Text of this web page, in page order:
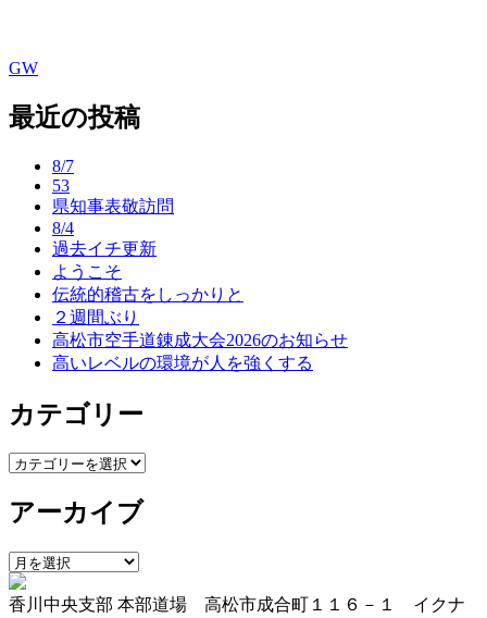
投
稿
GW
最近の投稿
8/7
53
県知事表敬訪問
8/4
過去イチ更新
ようこそ
伝統的稽古をしっかりと
２週間ぶり
高松市空手道錬成大会2026のお知らせ
高いレベルの環境が人を強くする
カテゴリー
カ
ゴ
ー
アーカイブ
ア
ー
カ
香川中央支部 本部道場 高松市成合町１１６－１ イクナ